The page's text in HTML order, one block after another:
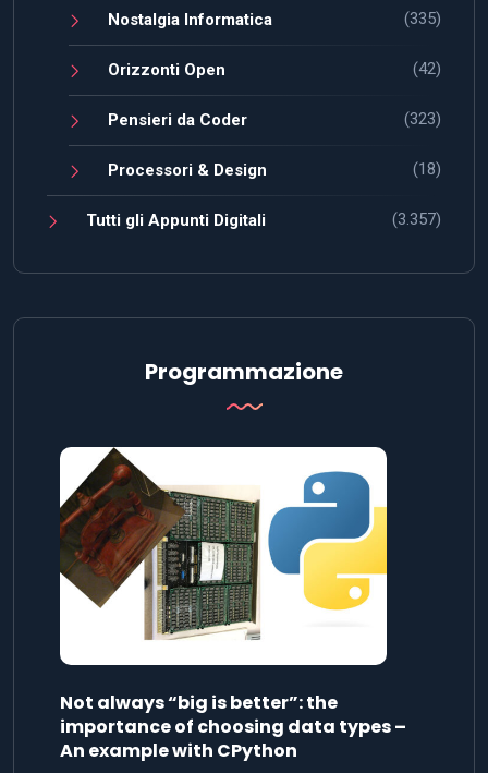
Nostalgia Informatica (335)
Orizzonti Open (42)
Pensieri da Coder (323)
Processori & Design (18)
Tutti gli Appunti Digitali (3.357)
Programmazione
Not always “big is better”: the
importance of choosing data types –
An example with CPython